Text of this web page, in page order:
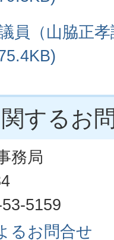
員（山脇正
するお
務局
5159
るお問合せ